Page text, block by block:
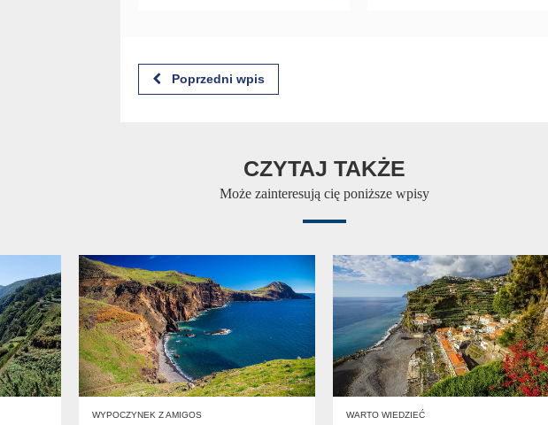
Poprzedni wpis
CZYTAJ TAKŻE
Może zainteresują cię poniższe wpisy
WYPOCZYNEK Z AMIGOS WARTO WIEDZIEĆ